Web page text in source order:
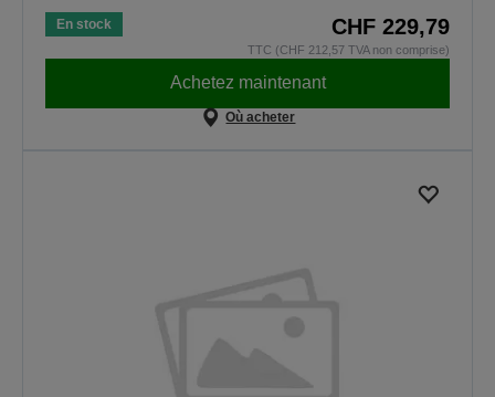
En stock CHF 229,79
TTC (CHF 212,57 TVA non comprise)
Achetez maintenant
Où acheter